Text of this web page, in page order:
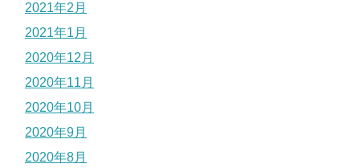
2021年2月
2021年1月
2020年12月
2020年11月
2020年10月
2020年9月
2020年8月